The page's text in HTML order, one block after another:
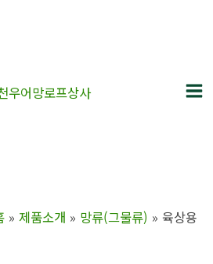
제품소개 망류(그물류) 육상용